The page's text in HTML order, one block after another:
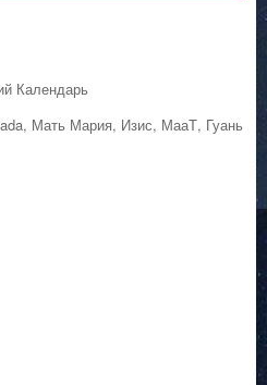
Календарь
Мать Мария, Изис, МааТ, Гуань